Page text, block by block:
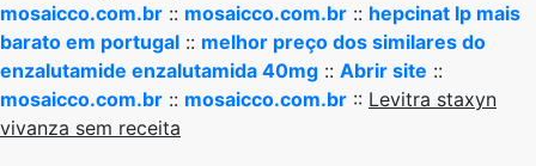
mosaicco.com.br :: mosaicco.com.br :: hepcinat lp mais
barato em portugal :: melhor preço dos similares do
enzalutamide enzalutamida 40mg :: Abrir site ::
mosaicco.com.br :: mosaicco.com.br :: Levitra staxyn
vivanza sem receita